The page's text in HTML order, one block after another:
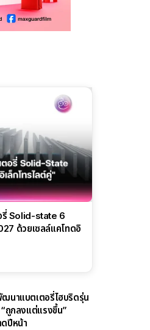
รี่ Solid-state 6
ด้วยเซลล์แคโทดอิ
นาแบตเตอรี่ไฮบริดรุ่น
ถูกลงแต่แรงขึ้น”
ปีหน้า